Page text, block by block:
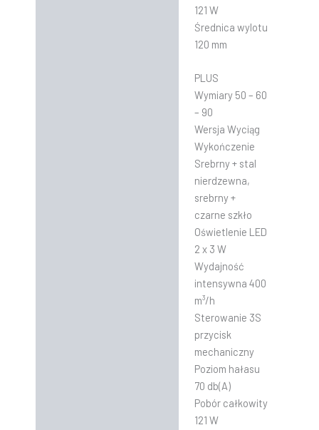
121 W
Średnica wylotu
120 mm
PLUS
Wymiary 50 – 60
– 90
Wersja Wyciąg
Wykończenie
Srebrny + stal
nierdzewna,
srebrny +
czarne szkło
Oświetlenie LED
2 x 3 W
Wydajność
intensywna 400
m³/h
Sterowanie 3S
przycisk
mechaniczny
Poziom hałasu
70 db(A)
Pobór całkowity
121 W